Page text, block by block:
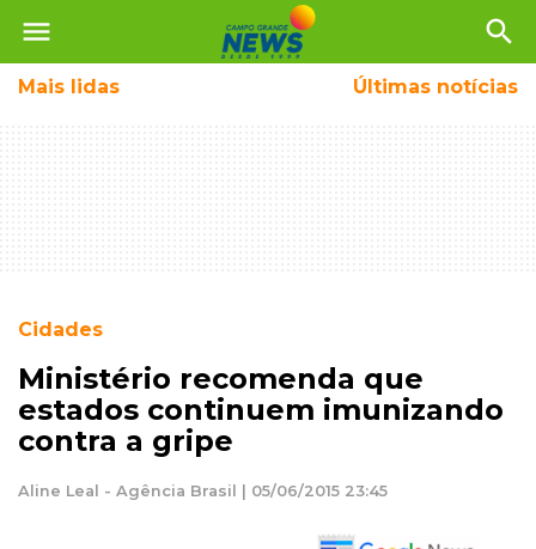
menu search
Mais lidas Últimas notícias
Cidades
Ministério recomenda que
estados continuem imunizando
contra a gripe
Aline Leal - Agência Brasil | 05/06/2015 23:45